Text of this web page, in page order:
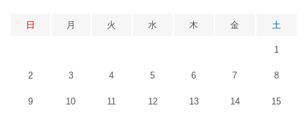
日 月 火 水 木 金 土
1
2 3 4 5 6 7 8
9 10 11 12 13 14 15